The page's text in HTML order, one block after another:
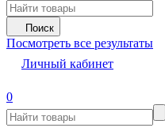
Поиск
Посмотреть все результаты
Личный кабинет
0